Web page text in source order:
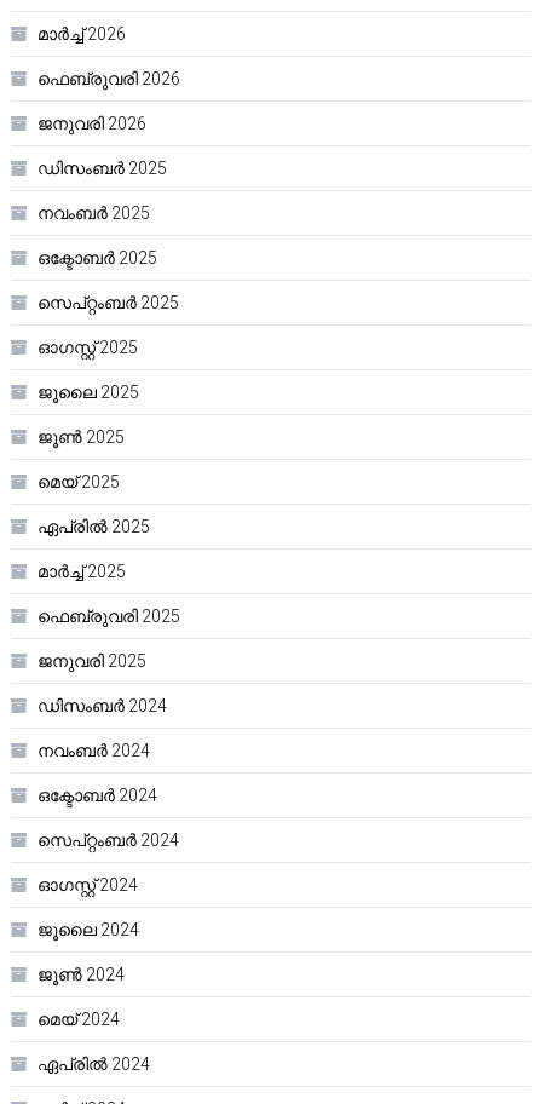
മാർച്ച്‌ 2026
ഫെബ്രുവരി 2026
ജനുവരി 2026
ഡിസംബർ 2025
നവംബർ 2025
ഒക്ടോബർ 2025
സെപ്റ്റംബർ 2025
ഓഗസ്റ്റ്‌ 2025
ജൂലൈ 2025
ജൂൺ 2025
മെയ്‌ 2025
ഏപ്രിൽ 2025
മാർച്ച്‌ 2025
ഫെബ്രുവരി 2025
ജനുവരി 2025
ഡിസംബർ 2024
നവംബർ 2024
ഒക്ടോബർ 2024
സെപ്റ്റംബർ 2024
ഓഗസ്റ്റ്‌ 2024
ജൂലൈ 2024
ജൂൺ 2024
മെയ്‌ 2024
ഏപ്രിൽ 2024